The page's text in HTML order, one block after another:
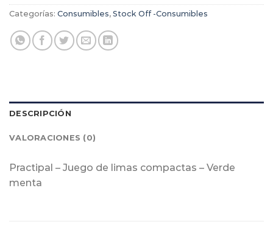
Categorías: Consumibles, Stock Off -Consumibles
DESCRIPCIÓN
VALORACIONES (0)
Practipal – Juego de limas compactas – Verde
menta